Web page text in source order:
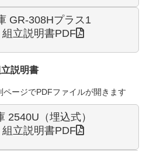
GR-308Hプラス1
立説明書PDF
説明書
ージでPDFファイルが開きます
2540U （埋込式）
立説明書PDF